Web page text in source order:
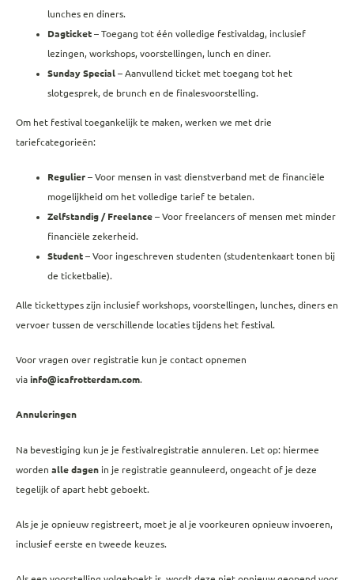
lunches en diners.
Dagticket – Toegang tot één volledige festivaldag, inclusief
lezingen, workshops, voorstellingen, lunch en diner.
Sunday Special – Aanvullend ticket met toegang tot het
slotgesprek, de brunch en de finalesvoorstelling.
Om het festival toegankelijk te maken, werken we met drie
tariefcategorieën:
Regulier – Voor mensen in vast dienstverband met de financiële
mogelijkheid om het volledige tarief te betalen.
Zelfstandig / Freelance – Voor freelancers of mensen met minder
financiële zekerheid.
Student – Voor ingeschreven studenten (studentenkaart tonen bij
de ticketbalie).
Alle tickettypes zijn inclusief workshops, voorstellingen, lunches, diners en
vervoer tussen de verschillende locaties tijdens het festival.
Voor vragen over registratie kun je contact opnemen
via info@icafrotterdam.com.
Annuleringen
Na bevestiging kun je je festivalregistratie annuleren. Let op: hiermee
worden alle dagen in je registratie geannuleerd, ongeacht of je deze
tegelijk of apart hebt geboekt.
Als je je opnieuw registreert, moet je al je voorkeuren opnieuw invoeren,
inclusief eerste en tweede keuzes.